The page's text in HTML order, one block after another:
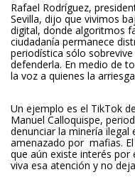
Rafael Rodríguez,
Sevilla, dijo que vivimos
digital, donde algoritmos
ciudadanía permanece
periodística sólo
defenderla. En medio de
la voz a quienes la
Un ejemplo es el TikTok de
Manuel Calloquispe,
denunciar la minería
amenazado por mafias.
que aún existe interés
viva esa atención y no